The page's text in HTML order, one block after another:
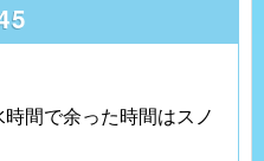
間で余った時間はスノ